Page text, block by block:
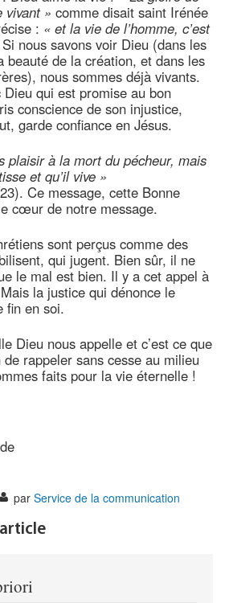
vivant » comme disait saint Irénée
: « et la vie de l’homme, c’est
nous savons voir Dieu (dans les
beauté de la création, et dans les
nous sommes déjà vivants.
Dieu qui est promise au bon
conscience de son injustice,
garde confiance en Jésus.
plaisir à la mort du pécheur, mais
et qu’il vive »
Ce message, cette Bonne
cœur de notre message.
sont perçus comme des
qui jugent. Bien sûr, il ne
le mal est bien. Il y a cet appel à
la justice qui dénonce le
fin en soi.
Dieu nous appelle et c’est ce que
rappeler sans cesse au milieu
faits pour la vie éternelle !
par Service de la communication